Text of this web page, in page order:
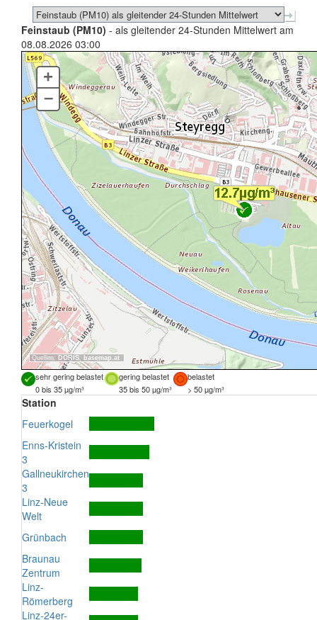
Feinstaub (PM10) - als gleitender 24-Stunden Mittelwert am
08.08.2026 03:00
Quellen: DORIS, basemap.at
+
–
sehr gering belastet gering belastet
belastet
0 bis 35 µg/m³
35 bis 50 µg/m³ > 50 µg/m³
Station
Feuerkogel
Enns-Kristein
3
Gallneukirchen
3
Linz-Neue
Welt
Grünbach
Braunau
Zentrum
Linz-
Römerberg
Linz-24er-